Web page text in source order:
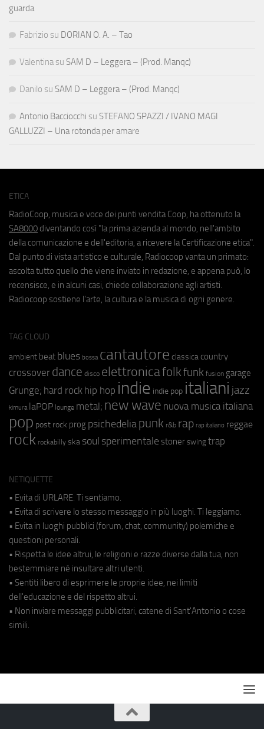
guarda
Fabrizio su DORIAN O. A. – Tao
Valentina su SAM D – Leggera – (Prod. Manqc)
Danilo su SAM D – Leggera – (Prod. Manqc)
Antonio Bacciocchi su STEFANO SPAZZI / IVANO MAGI
GALLUZZI – Una rotonda per amare
ETICA
RadioCoop, musica e voce dei punti vendita Coop, ha ottenuto la
SA8000 diventando così "la prima azienda al mondo, nell'ambito
della comunicazione e dell'editoria, a ricevere la Certificazione etica".
Dal punto di vista artistico e culturale, Radiocoop vanta un primato:
ascolta tutto quello che viene inviato in redazione, e appena può, lo
recensisce, e in alcuni casi, chiede collaborazione agli artisti.
Radiocoop sostiene l'arte, la cultura e la musica di ogni genere.
TAG CLOUD
ambient beat blues bossa cantautore classica country
crossover dance disco elettronicafolkfunk fusion garage
Grunge; hard rock hip hop indie indie pop italiani jazz
kimura laPOP lounge metal; new wave nuova musica italiana
pop post rock prog psichedeliapunk r&b rap rap italiano reggae
rock rockabilly ska soul sperimentale stoner swing trap
NETIQUETTE
• Evita di URLARE. Ti sentiamo.
• Evita di scrivere lo stesso messaggio in più luoghi. Ti leggiamo.
• Evita in luoghi pubblici (forum, chat, community) polemiche e
questioni personali.
• Rispetta le idee altrui, le religioni e razze diverse dalla tua, non
bestemmiare né insultare altri utenti.
• Sentiti libero di esprimere le proprie idee, nei limiti
dell'educazione e del rispetto altrui.
• Non inviare messaggi pubblicitari, catene di Sant'Antonio o cose
simili.